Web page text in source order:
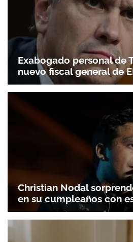
Exabogado personal de
nuevo fiscal general de
Christian Nodal
en su cumpleaños con